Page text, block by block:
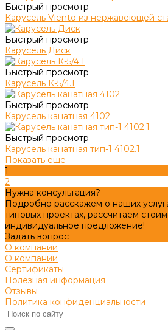
Быстрый просмотр
Карусель Viento из нержавеющей
Быстрый просмотр
Карусель Диск
Быстрый просмотр
Карусель К-5/4.1
Быстрый просмотр
Карусель канатная 4102
Быстрый просмотр
Карусель канатная тип-1 4102.1
Показать еще
1
2
Нужна консультация?
Подробно расскажем о наших
типовых проектах, рассчитаем
индивидуальное предложение!
Задать вопрос
О компании
О компании
Сертификаты
Полезная информация
Отзывы
Политика конфиденциальности